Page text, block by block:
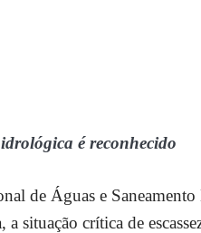
é reconhecido
de Águas e
a situação crítica de